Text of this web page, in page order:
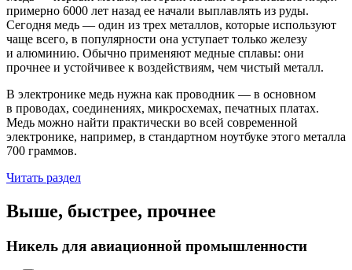
примерно 6000 лет назад ее начали выплавлять из руды.
Сегодня медь — один из трех металлов, которые используют
чаще всего, в популярности она уступает только железу
и алюминию. Обычно применяют медные сплавы: они
прочнее и устойчивее к воздействиям, чем чистый металл.
В электронике медь нужна как проводник — в основном
в проводах, соединениях, микросхемах, печатных платах.
Медь можно найти практически во всей современной
электронике, например, в стандартном ноутбуке этого металла
700 граммов.
Читать раздел
Выше, быстрее, прочнее
Никель для авиационной промышленности